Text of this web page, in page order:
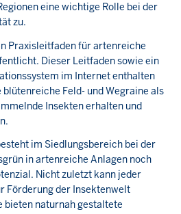
eine wichtige Rolle bei der
zu.
Praxisleitfaden für artenreiche
Dieser Leitfaden sowie ein
im Internet enthalten
Feld- und Wegraine als
Insekten erhalten und
im Siedlungsbereich bei der
in artenreiche Anlagen noch
Nicht zuletzt kann jeder
Förderung der Insektenwelt
bieten naturnah gestaltete